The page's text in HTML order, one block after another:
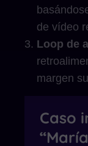
de vídeo
Loop de
margen
Caso